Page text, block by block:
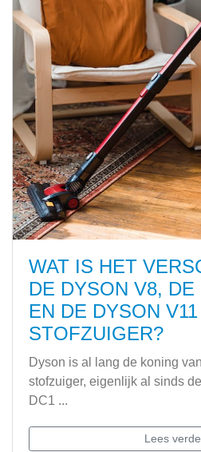
WAT IS HET
DE DYSON V8,
EN DE DYSON
STOFZUIGER?
Dyson is al lang de koning
stofzuiger, eigenlijk al sinds
DC1 ...
Lees